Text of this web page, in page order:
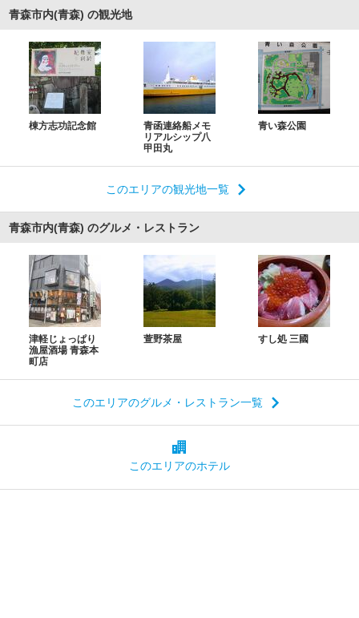
青森市内(青森) の観光地
棟方志功記念館
青函連絡船メモ
リアルシップ八
甲田丸
青い森公園
このエリアの観光地一覧
青森市内(青森) のグルメ・レストラン
津軽じょっぱり
漁屋酒場 青森本
町店
萱野茶屋 すし処 三國
このエリアのグルメ・レストラン一覧
このエリアのホテル